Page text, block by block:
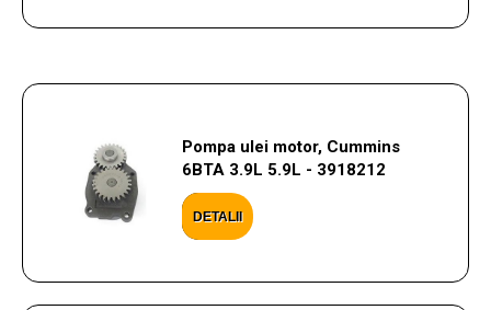
Pompa ulei motor, Cummins
6BTA 3.9L 5.9L - 3918212
DETALII